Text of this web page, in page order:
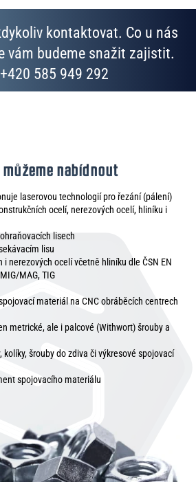
s
u
kontaktovat. Co u nás
vám budeme snažit zajistit.
+420 585 949 292
nabídnout
laserovou technologií pro řezání (pálení)
ocelí, nerezových ocelí, hliníku i
lisech
lisu
i nerezových ocelí včetně hliníku dle ČSN EN
MAG, TIG
materiál na CNC obráběcích centrech
metrické, ale i palcové (Withwort) šrouby a
kolíky, šrouby do zdiva či výkresové spojovací
spojovacího materiálu